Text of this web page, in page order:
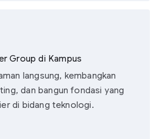
Group di Kampus
langsung, kembangkan
dan bangun fondasi yang
di bidang teknologi.